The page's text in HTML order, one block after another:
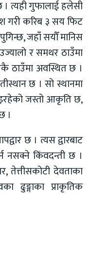
त्यही गुफालाई हलेसी
गरी करिब ३ सय फिट
जहाँ सयौँ मानिस
र समथर ठाउँमा
ठाउँमा अवस्थित छ ।
छ । सो स्थानमा
जस्तो आकृति छ,
।
छ । त्यस द्वारबाट
नसक्ने किंवदन्ती छ ।
तेत्तीसकोटी देवताका
ढुङ्गाका प्राकृतिक